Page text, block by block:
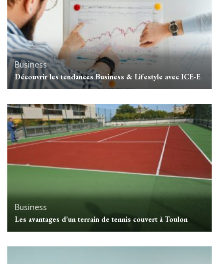
Business
Découvrir les tendances Business & Lifestyle avec ICE-E
Business
Les avantages d’un terrain de tennis couvert à Toulon